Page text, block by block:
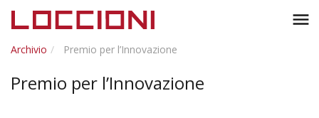
menu
Archivio Premio per l’Innovazione
Premio per l’Innovazione